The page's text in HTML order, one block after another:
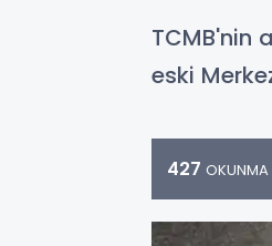
TCMB'nin
eski
427 OKUNMA